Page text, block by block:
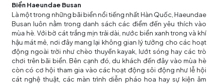
Biển Haeundae Busan
Là một trong những bãi biển nổi tiếng nhất Hàn Quốc, Haeundae
Busan luôn nằm trong danh sách các điểm đến yêu thích vào
mùa hè. Với bờ cát trắng mịn trải dài, nước biển xanh trong và khí
hậu mát mẻ, nơi đây mang lại không gian lý tưởng cho các hoạt
động ngoài trời như chèo thuyền kayak, lướt sóng hay các trò
chơi trên bãi biển. Bên cạnh đó, du khách đến đây vào mùa hè
còn có cơ hội tham gia vào các hoạt động sôi động như lễ hội
cát nghệ thuật, các màn trình diễn pháo hoa hay sự kiện âm